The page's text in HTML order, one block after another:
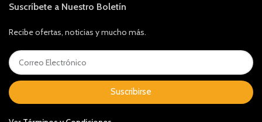
Suscríbete a Nuestro Boletín
Recibe ofertas, noticias y mucho más.
Suscribirse